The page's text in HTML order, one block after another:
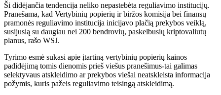
Ši didėjančia tendencija neliko nepastebėta reguliavimo institucijų.
Pranešama, kad Vertybinių popierių ir biržos komisija bei finansų
pramonės reguliavimo institucija inicijavo plačią prekybos veiklą,
susijusią su daugiau nei 200 bendrovių, paskelbusių kriptovaliutų
planus, rašo WSJ.
Tyrimo esmė sukasi apie įtartiną vertybinių popierių kainos
padidėjimą tomis dienomis prieš viešus pranešimus-tai galimas
selektyvaus atskleidimo ar prekybos viešai neatskleista informacija
požymis, kuris pažeis reguliavimo teisingą atskleidimą.